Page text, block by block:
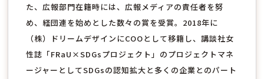
た、広報部門在籍時には、広報メディアの責任者を努
め、経団連を始めとした数々の賞を受賞。2018年に
（株）ドリームデザインにCOOとして移籍し、講談社女
性誌「FRaU×SDGsプロジェクト」のプロジェクトマネ
ージャーとしてSDGsの認知拡大と多くの企業とのパート